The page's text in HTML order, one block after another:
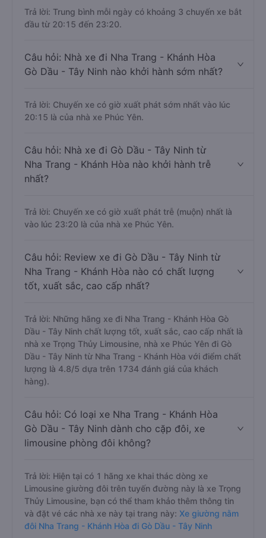
Trả lời: Trung bình mỗi ngày có khoảng 3 chuyến xe bắt
đầu từ 20:15 đến 23:20.
Câu hỏi: Nhà xe đi Nha Trang - Khánh Hòa
Gò Dầu - Tây Ninh nào khởi hành sớm nhất?
Trả lời: Chuyến xe có giờ xuất phát sớm nhất vào lúc
20:15 là của nhà xe Phúc Yên.
Câu hỏi: Nhà xe đi Gò Dầu - Tây Ninh từ
Nha Trang - Khánh Hòa nào khởi hành trễ
nhất?
Trả lời: Chuyến xe có giờ xuất phát trễ (muộn) nhất là
vào lúc 23:20 là của nhà xe Phúc Yên.
Câu hỏi: Review xe đi Gò Dầu - Tây Ninh từ
Nha Trang - Khánh Hòa nào có chất lượng
tốt, xuất sắc, cao cấp nhất?
Trả lời: Những hãng xe đi Nha Trang - Khánh Hòa Gò
Dầu - Tây Ninh chất lượng tốt, xuất sắc, cao cấp nhất là
nhà xe Trọng Thủy Limousine, nhà xe Phúc Yên đi Gò
Dầu - Tây Ninh từ Nha Trang - Khánh Hòa với điểm chất
lượng là 4.8/5 dựa trên 1734 đánh giá của khách
hàng).
Câu hỏi: Có loại xe Nha Trang - Khánh Hòa
Gò Dầu - Tây Ninh dành cho cặp đôi, xe
limousine phòng đôi không?
Trả lời: Hiện tại có 1 hãng xe khai thác dòng xe
Limousine giường đôi trên tuyến đường này là xe Trọng
Thủy Limousine, bạn có thể tham khảo thêm thông tin
và đặt vé các nhà xe này tại trang này: Xe giường nằm
đôi Nha Trang - Khánh Hòa đi Gò Dầu - Tây Ninh